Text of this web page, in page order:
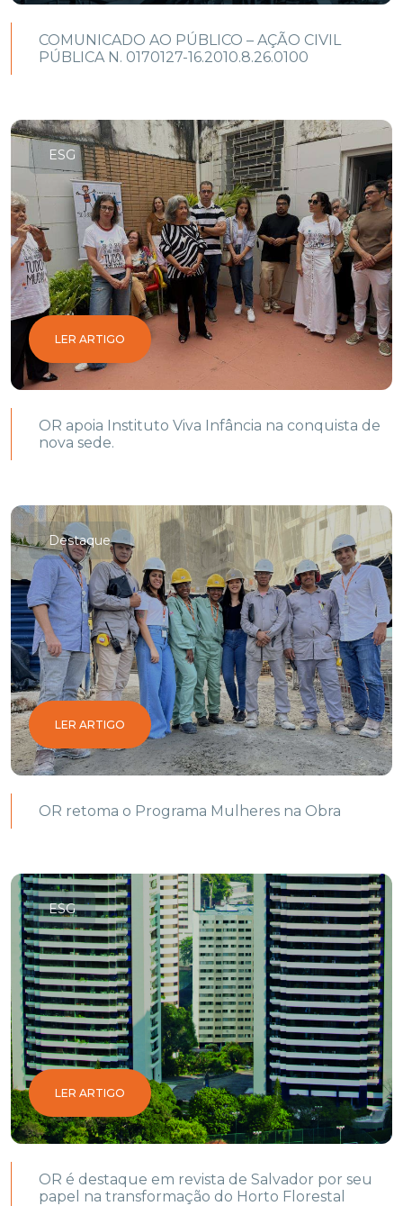
COMUNICADO AO PÚBLICO – AÇÃO CIVIL
PÚBLICA N. 0170127-16.2010.8.26.0100
ESG
LER ARTIGO
OR apoia Instituto Viva Infância na conquista de
nova sede.
Destaque
LER ARTIGO
OR retoma o Programa Mulheres na Obra
ESG
LER ARTIGO
OR é destaque em revista de Salvador por seu
papel na transformação do Horto Florestal